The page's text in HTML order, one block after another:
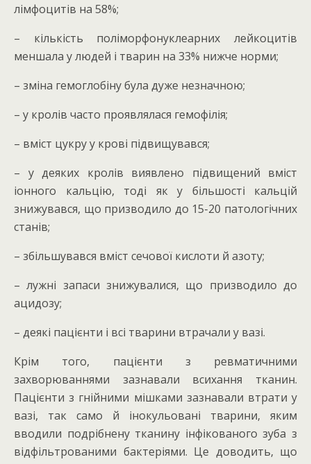
лімфоцитів на 58%;
– кількість поліморфонуклеарних лейкоцитів
меншала у людей і тварин на 33% нижче норми;
– зміна гемоглобіну була дуже незначною;
– у кролів часто проявлялася гемофілія;
– вміст цукру у крові підвищувався;
– у деяких кролів виявлено підвищений вміст
іонного кальцію, тоді як у більшості кальцій
знижувався, що призводило до 15-20 патологічних
станів;
– збільшувався вміст сечової кислоти й азоту;
– лужні запаси знижувалися, що призводило до
ацидозу;
– деякі пацієнти і всі тварини втрачали у вазі.
Крім того, пацієнти з ревматичними
захворюваннями зазнавали всихання тканин.
Пацієнти з гнійними мішками зазнавали втрати у
вазі, так само й інокульовані тварини, яким
вводили подрібнену тканину інфікованого зуба з
відфільтрованими бактеріями. Це доводить, що